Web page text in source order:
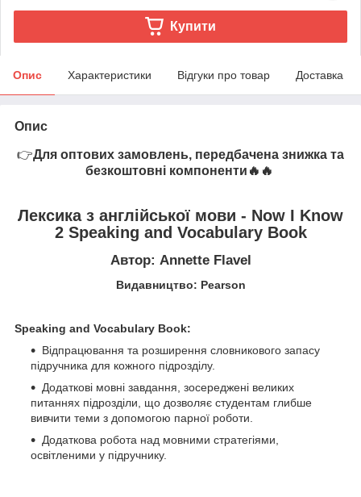
Купити
Опис Характеристики Відгуки про товар Доставка
Опис
👉Для оптових замовлень, передбачена знижка та
безкоштовні компоненти🔥🔥
Лексика з англійської мови - Now I Know
2 Speaking and Vocabulary Book
Автор: Annette Flavel
Видавництво: Pearson
Speaking and Vocabulary Book:
Відпрацювання та розширення словникового запасу
підручника для кожного підрозділу.
Додаткові мовні завдання, зосереджені великих
питаннях підрозділи, що дозволяє студентам глибше
вивчити теми з допомогою парної роботи.
Додаткова робота над мовними стратегіями,
освітленими у підручнику.